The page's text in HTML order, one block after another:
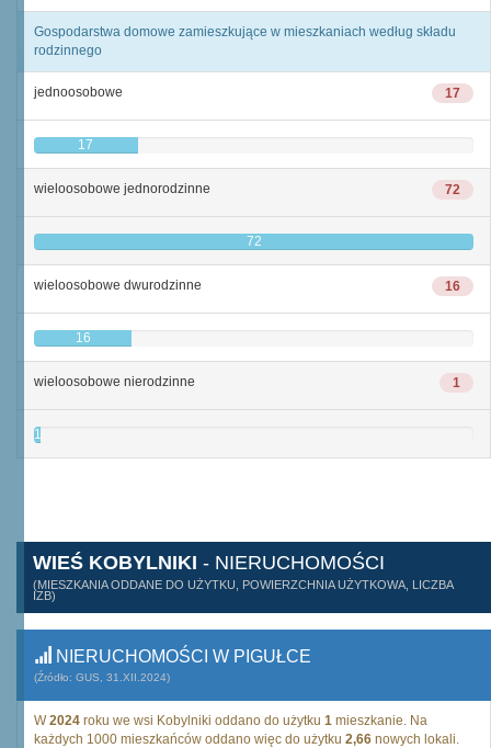
Gospodarstwa domowe zamieszkujące w mieszkaniach według składu
rodzinnego
17
jednoosobowe
17
72
wieloosobowe jednorodzinne
72
16
wieloosobowe dwurodzinne
16
1
wieloosobowe nierodzinne
1
WIEŚ KOBYLNIKI - NIERUCHOMOŚCI
(MIESZKANIA ODDANE DO UŻYTKU, POWIERZCHNIA UŻYTKOWA, LICZBA
IZB)
NIERUCHOMOŚCI W PIGUŁCE
(Źródło: GUS, 31.XII.2024)
W2024 roku we wsi Kobylniki oddano do użytku 1 mieszkanie. Na
każdych 1000 mieszkańców oddano więc do użytku 2,66 nowych lokali.